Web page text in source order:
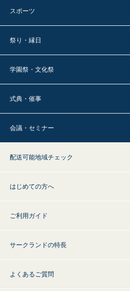
スポーツ
祭り・縁日
学園祭・文化祭
式典・催事
会議・セミナー
配送可能地域チェック
はじめての方へ
ご利用ガイド
サークランドの特長
よくあるご質問